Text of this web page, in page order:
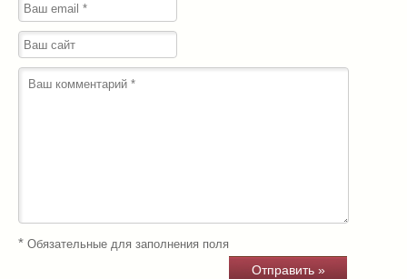
* Обязательные для заполнения поля